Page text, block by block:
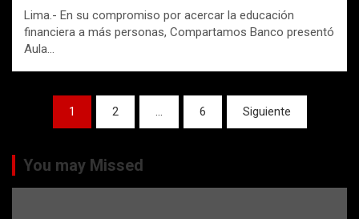
Lima.- En su compromiso por acercar la educación
financiera a más personas, Compartamos Banco presentó
Aula…
Paginación
entradas
1 2 … 6 Siguiente
You may Missed